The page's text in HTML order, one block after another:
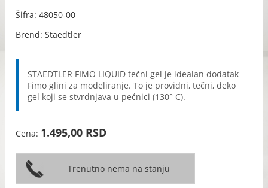
Šifra: 48050-00
Brend: Staedtler
STAEDTLER FIMO LIQUID tečni gel je idealan dodatak
Fimo glini za modeliranje. To je providni, tečni, deko
gel koji se stvrdnjava u pećnici (130° C).
Cena: 1.495,00 RSD